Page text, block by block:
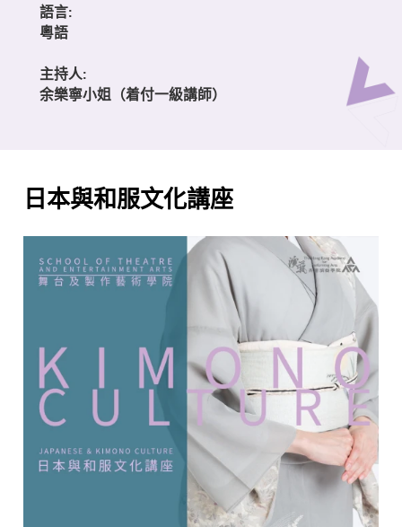
語言:
粵語
主持人:
余樂寧小姐（着付一級講師）
日本與和服文化講座